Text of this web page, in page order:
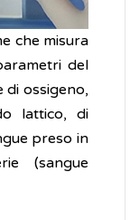
che misura
del
di ossigeno,
lattico, di
preso in
(sangue